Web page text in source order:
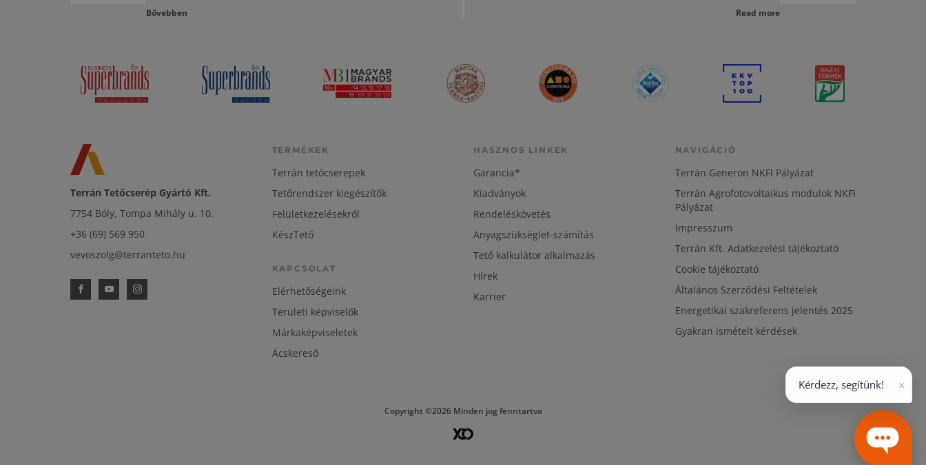
Bővebben
Read more
Terrán Tetőcserép Gyártó Kft.
7754 Bóly, Tompa Mihály u. 10.
+36 (69) 569 950
vevoszolg@terranteto.hu
TERMÉKEK
Terrán tetőcserepek
Tetőrendszer kiegészítők
Felületkezelésekről
KészTető
KAPCSOLAT
Elérhetőségeink
Területi képviselők
Márkaképviseletek
Ácskereső
HASZNOS LINKEK
Garancia*
Kiadványok
Rendeléskövetés
Anyagszükséglet-számítás
Tető kalkulátor alkalmazás
Hírek
Karrier
NAVIGÁCIÓ
Terrán Generon NKFI Pályázat
Terrán Agrofotovoltaikus modulok NKFI
Pályázat
Impresszum
Terrán Kft. Adatkezelési tájékoztató
Cookie tájékoztató
Általános Szerződési Feltételek
Energetikai szakreferens jelentés 2025
Gyakran ismételt kérdések
Copyright ©2026 Minden jog fenntartva
Kérdezz, segítünk! ×